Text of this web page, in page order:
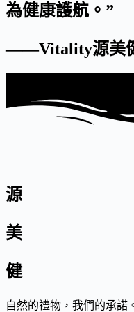
為健康護航。”
——Vitality源美
源
美
健
自然的禮物，我們的承諾